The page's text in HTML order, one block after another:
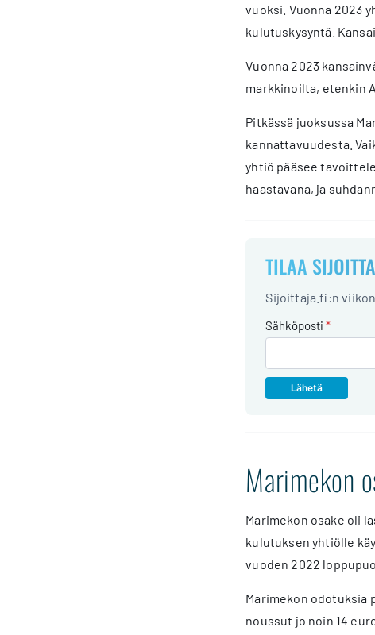
vuoksi. Vuonna 2023
kulutuskysyntä.
Vuonna 2023
markkinoilta, etenkin
Pitkässä juoksussa
kannattavuudesta.
yhtiö pääsee
haastavana, ja
TILAA
Sijoittaja.fi:n
Sähköposti *
Marimekon
Marimekon osake oli
kulutuksen yhtiölle
vuoden 2022
Marimekon odotuksia
noussut jo noin 14